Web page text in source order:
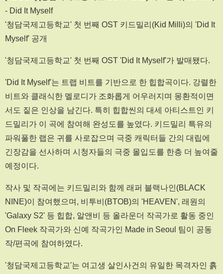
- Did It Myself
'청담국제고등학교' 첫 번째 OST 키드밀리(Kid Milli)의 'Did It
Myself' 공개
'청담국제고등학교' 첫 번째 OST 'Did It Myself'가 발매됐다.
'Did It Myself'는 트랩 비트를 기반으로 한 힙합곡이다. 강렬한
비트와 클래식한 멜로디가 조화롭게 어우러지며 몽환적이면
서도 짙은 인상을 남긴다. 특히 힙합씬의 대세 아티스트인 키
드밀리가 이 곡에 참여해 완성도를 높였다. 키드밀리 특유의
파워풀한 랩은 귀를 사로잡으며 극중 캐릭터들 간의 대립에
긴장감을 선사하며 시청자들의 극중 몰입도를 한층 더 높여줄
예정이다.
작사 및 작곡에는 키드밀리와 함께 래퍼 블랙나인(BLACK
NINE)이 참여했으며, 비투비(BTOB)의 'HEAVEN', 래원의
'Galaxy S2' 등 힙합, 알앤비 등 올라운더 작곡가로 활동 중인
On Fleek 작곡가와 신예 작곡가인 Made in Seoul 팀이 공동
작/편곡에 참여하였다.
'청담국제고등학교'는 여고생 살인사건의 유일한 목격자인 흙